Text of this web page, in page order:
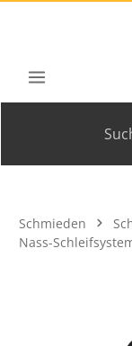
Zum Hauptinhalt
Schmieden
Nass-